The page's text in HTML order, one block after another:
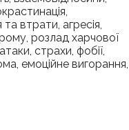
втрати, агресія,
розлад харчової
страхи, фобії,
емоційне вигорання,